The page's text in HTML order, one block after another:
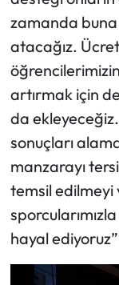
zamanda buna
atacağız.
artırmak için
da
sonuçları
manzarayı
temsil edilmeyi
hayal